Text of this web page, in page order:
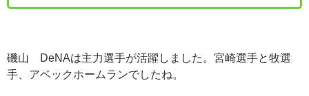
磯山 DeNAは主力選手が活躍しました。宮崎選手と牧選
手、アベックホームランでしたね。